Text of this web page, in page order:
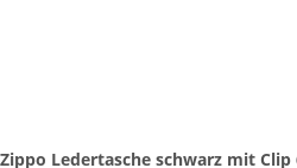
Zippo Ledertasche schwarz mit Clip